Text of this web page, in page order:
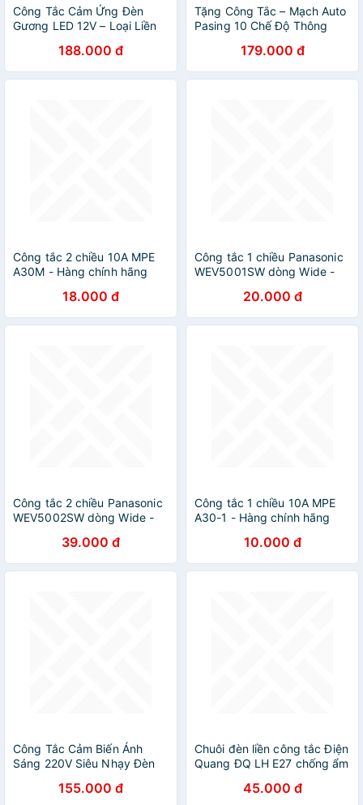
Công Tắc Cảm Ứng Đèn
Gương LED 12V – Loại Liền
188.000 đ
Tặng Công Tắc – Mạch Auto
Pasing 10 Chế Độ Thông
179.000 đ
Công tắc 2 chiều 10A MPE
A30M - Hàng chính hãng
18.000 đ
Công tắc 1 chiều Panasonic
WEV5001SW dòng Wide -
20.000 đ
Công tắc 2 chiều Panasonic
WEV5002SW dòng Wide -
39.000 đ
Công tắc 1 chiều 10A MPE
A30-1 - Hàng chính hãng
10.000 đ
Công Tắc Cảm Biến Ánh
Sáng 220V Siêu Nhạy Đèn
Cho Mọi Điều Kiện Ánh Sáng
155.000 đ
Chuôi đèn liền công tắc Điện
Quang ĐQ LH E27 chống ẩm
3m/5m/10m45.000 đ